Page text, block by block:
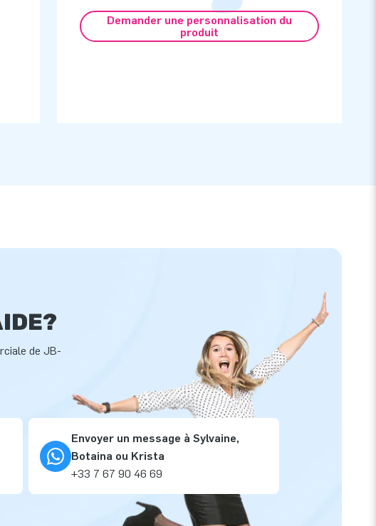
Demander une personnalisation du
produit
de JB-
Envoyer un message à Sylvaine,
Botaina ou Krista
+33 7 67 90 46 69